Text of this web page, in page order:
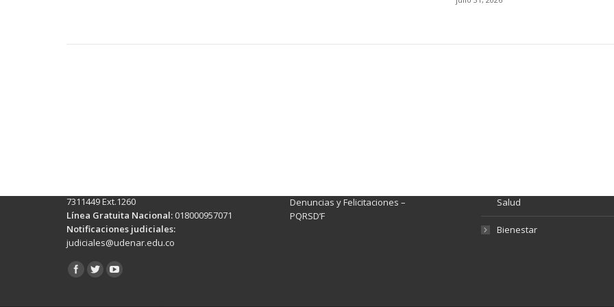
7311449 Ext.1260
Línea Gratuita Nacional: 018000957071
Notificaciones judiciales:
judiciales@udenar.edu.co
Encuéntranos en:
Denuncias y Felicitaciones –
PQRSD’F
Salud
Bienestar